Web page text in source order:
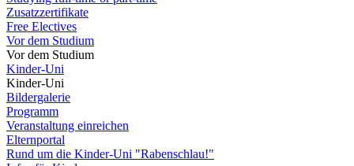
Zusatzzertifikate
Free Electives
Vor dem Studium
Vor dem Studium
Kinder-Uni
Kinder-Uni
Bildergalerie
Programm
Veranstaltung einreichen
Elternportal
Rund um die Kinder-Uni "Rabenschlau!"